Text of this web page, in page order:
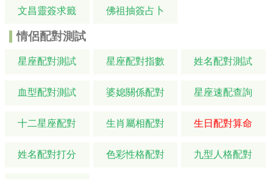
文昌靈簽求籤 佛祖抽簽占卜
情侶配對測試
星座配對測試 星座配對指數 姓名配對測試
血型配對測試 婆媳關係配對 星座速配查詢
十二星座配對 生肖屬相配對 生日配對算命
姓名配對打分 色彩性格配對 九型人格配對